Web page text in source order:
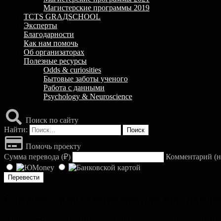
Магистерские программы 2019
TCTS GRАДSCHOOL
Эксперты
Благодарности
Как нам помочь
Об организаторах
Полезные ресурсы
Odds & curiosities
Бытовые заботы ученого
Работа с данными
Psychology & Neuroscience
Поиск по сайту
Найти:
Помочь проекту
Сумма перевода (₽) Комментарий